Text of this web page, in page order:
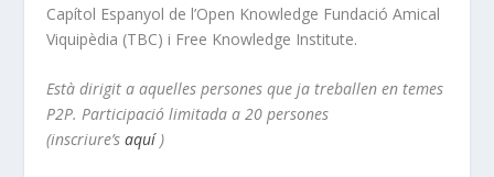
Capítol Espanyol de l’Open Knowledge Fundació Amical
Viquipèdia (TBC) i Free Knowledge Institute.
Està dirigit a aquelles persones que ja treballen en temes
P2P. Participació limitada a 20 persones
(inscriure’saquí)